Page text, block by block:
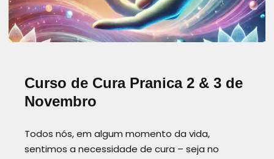
Curso de Cura Pranica 2 & 3 de
Novembro
Todos nós, em algum momento da vida,
sentimos a necessidade de cura – seja no